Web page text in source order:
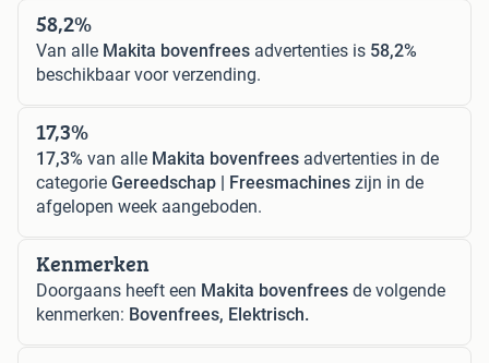
58,2%
Van alle Makita bovenfrees advertenties is 58,2%
beschikbaar voor verzending.
17,3%
17,3% van alle Makita bovenfrees advertenties in de
categorie Gereedschap | Freesmachines zijn in de
afgelopen week aangeboden.
Kenmerken
Doorgaans heeft een Makita bovenfrees de volgende
kenmerken: Bovenfrees, Elektrisch.